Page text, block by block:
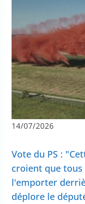
14/07/2026
Vote du PS :
croient que
l'emporter
déplore le